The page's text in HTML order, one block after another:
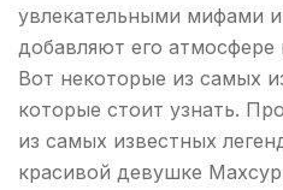
увлекательными мифами
добавляют его
Вот некоторые из самых
которые стоит узнать.
из самых известных
красивой девушке